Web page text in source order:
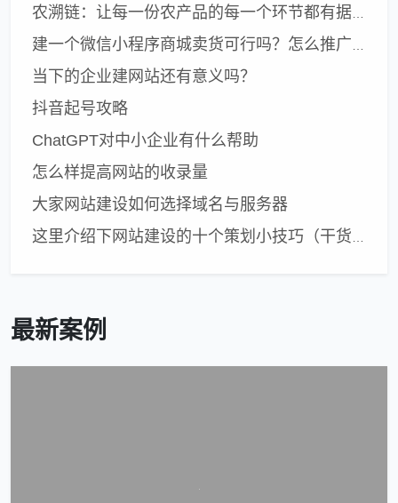
当下的企业建网站还有意义吗？
抖音起号攻略
ChatGPT对中小企业有什么帮助
怎么样提高网站的收录量
大家网站建设如何选择域名与服务器
最新案例